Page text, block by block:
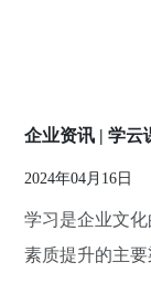
企业资讯 | 学云
2024年04月16日
学习是企业文
素质提升的主